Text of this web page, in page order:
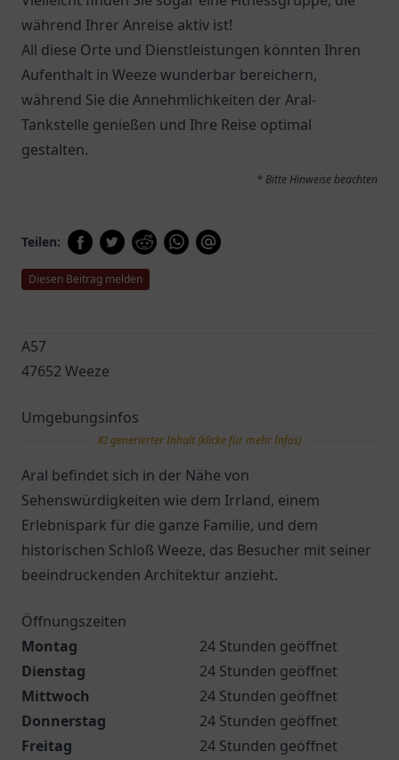
während Ihrer Anreise aktiv ist!
All diese Orte und Dienstleistungen könnten Ihren
Aufenthalt in Weeze wunderbar bereichern,
während Sie die Annehmlichkeiten der Aral-
Tankstelle genießen und Ihre Reise optimal
gestalten.
* Bitte Hinweise beachten
Teilen:
Diesen Beitrag melden
A57
47652 Weeze
Umgebungsinfos
KI generierter Inhalt (klicke für mehr Infos)
Aral befindet sich in der Nähe von
Sehenswürdigkeiten wie dem Irrland, einem
Erlebnispark für die ganze Familie, und dem
historischen Schloß Weeze, das Besucher mit seiner
beeindruckenden Architektur anzieht.
Öffnungszeiten
Montag
24 Stunden geöffnet
Dienstag
24 Stunden geöffnet
Mittwoch
24 Stunden geöffnet
Donnerstag
24 Stunden geöffnet
Freitag
24 Stunden geöffnet